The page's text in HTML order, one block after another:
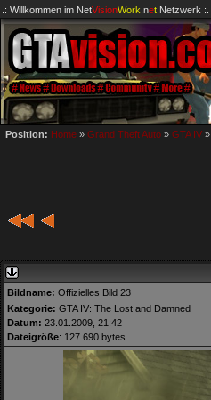
.: Willkommen im NetVisionWork .netNetzwerk :.
Position: Home » Grand Theft Auto » GTA IV »
Bildname: Offizielles Bild 23
Kategorie: GTA IV: The Lost and Damned
Datum: 23.01.2009, 21:42
Dateigröße: 127.690 bytes